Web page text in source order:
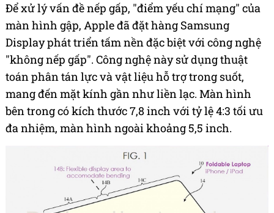
Để xử lý vấn đề nếp gấp, "điểm yếu chí mạng" của
màn hình gập, Apple đã đặt hàng Samsung
Display phát triển tấm nền đặc biệt với công nghệ
"không nếp gấp". Công nghệ này sử dụng thuật
toán phân tán lực và vật liệu hỗ trợ trong suốt,
mang đến mặt kính gần như liền lạc. Màn hình
bên trong có kích thước 7,8 inch với tỷ lệ 4:3 tối ưu
đa nhiệm, màn hình ngoài khoảng 5,5 inch.